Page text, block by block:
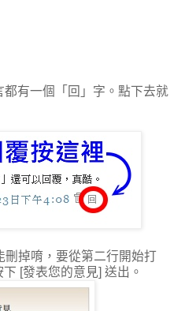
有一個「回」字。點下去就
刪掉唷，要從第二行開始打
[發表您的意見] 送出。